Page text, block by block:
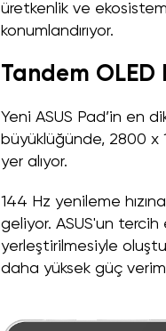
üretkenlik ve
konumlandırıyor.
Tandem
Yeni ASUS Pad’in en
büyüklüğünde, 2800 x
yer alıyor.
144 Hz yenileme
geliyor. ASUS'un
yerleştirilmesiyle
daha yüksek güç